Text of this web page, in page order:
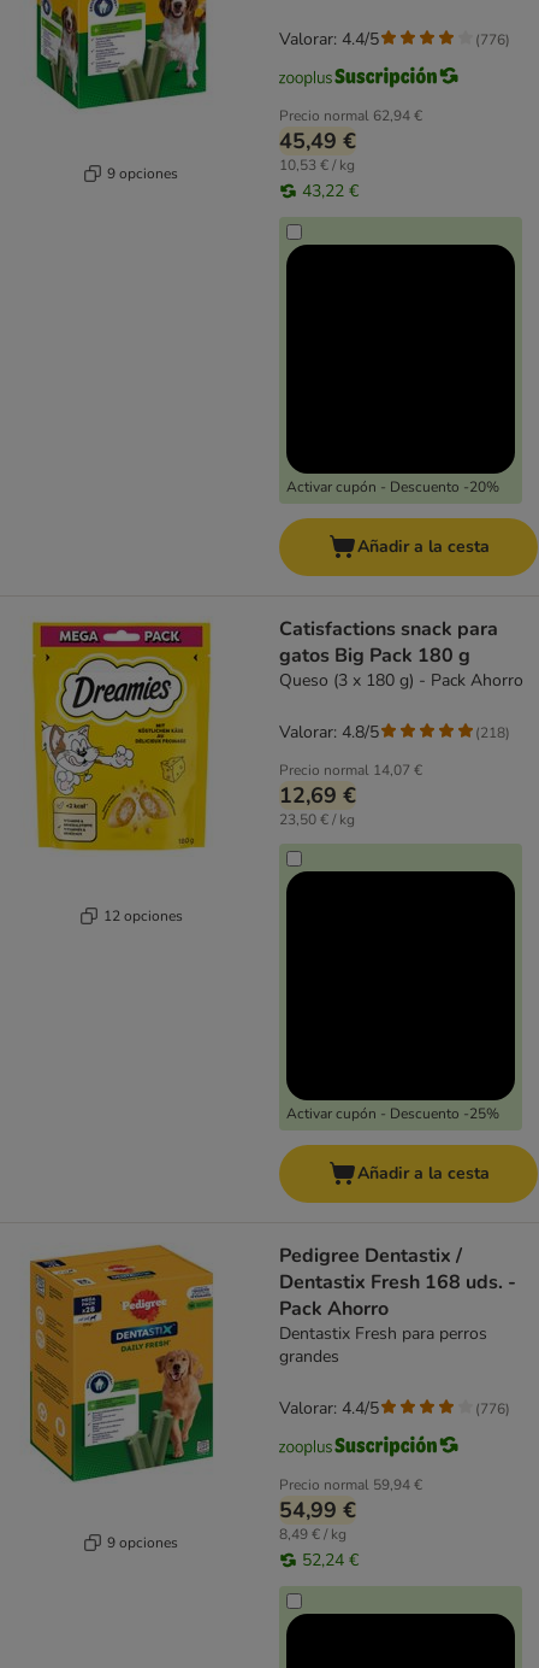
9 opciones
Precio normal 62,94 €
45,49 €
10,53 € / kg
43,22 €
Activar cupón - Descuento -20%
Valorar: 4.4/5 (776)
Añadir a la cesta
12 opciones
Catisfactions snack para
gatos Big Pack 180 g
Queso (3 x 180 g) - Pack Ahorro
Precio normal 14,07 €
12,69 €
23,50 € / kg
Activar cupón - Descuento -25%
Valorar: 4.8/5 (218)
Añadir a la cesta
9 opciones
Pedigree Dentastix /
Dentastix Fresh 168 uds. -
Pack Ahorro
Dentastix Fresh para perros
grandes
Precio normal 59,94 €
54,99 €
8,49 € / kg
52,24 €
Valorar: 4.4/5 (776)